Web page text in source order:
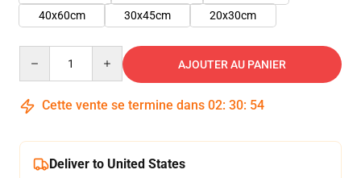
40x60cm
30x45cm 20x30cm
AJOUTER AU PANIER
Cette vente se termine dans 02: 30: 54
Deliver to United States